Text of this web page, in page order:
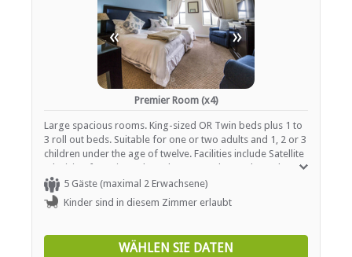
« »
Premier Room (x4)
Large spacious rooms. King-sized OR Twin beds plus 1 to
3 roll out beds. Suitable for one or two adults and 1, 2 or 3
children under the age of twelve. Facilities include Satellite
television featuring selected M-Net and DStv channels.
High speed internet access, Bar fridge, Filter coffee maker,
tea and instant coffee and Air conditioning.
5 Gäste (maximal 2 Erwachsene)
Kinder sind in diesem Zimmer erlaubt
WÄHLEN SIE DATEN